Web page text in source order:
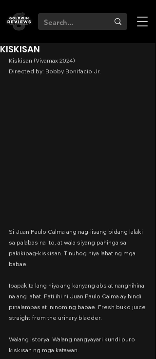
KISKISAN
Kiskisan (Vivamax 2024)
Directed by: Bobby Bonifacio Jr.
Si Juan Paulo Calma ang nag-iisang bidang lalaki
sa palabas na ito, at wala siyang pahinga sa
pakikipag-kiskisan. Tinuhog niya lahat ng mga
babae.
Ipapakita lang niya ang kanyang abs at nanghihina
na ang lahat. Pati ihi ni Juan Paulo Calma ay hindi
pinalampas at ininom ng babae. Fresh buko juice
straight from the urinary bladder.
Walang istorya. Walang nangyayari kundi puro
kiskisan ng mga katawan.